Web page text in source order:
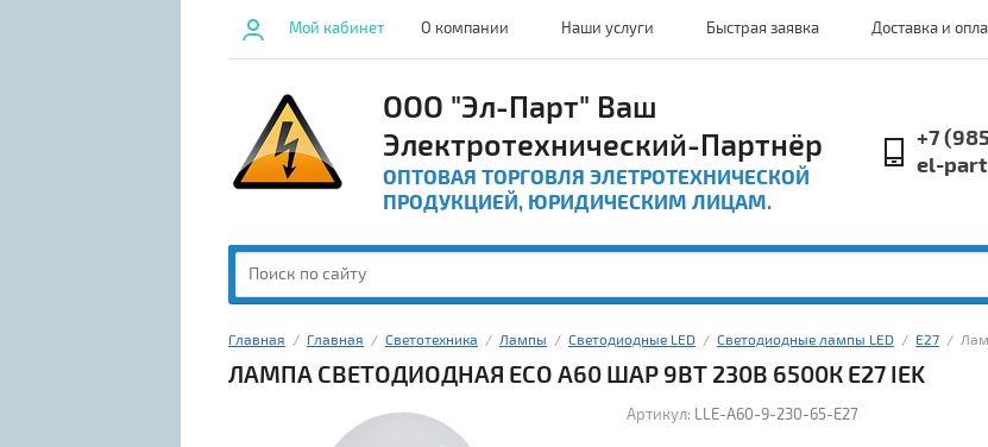
Мой кабинет О компании Наши услуги Быстрая заявка Доставка и
ООО "Эл-Парт" Ваш
Электротехнический-Партнёр
ОПТОВАЯ ТОРГОВЛЯ ЭЛЕТРОТЕХНИЧЕСКОЙ
ПРОДУКЦИЕЙ, ЮРИДИЧЕСКИМ ЛИЦАМ.
+7
el-
Главная
  /
Главная
  /
Светотехника
  /
Лампы
  /
Светодиодные LED
  /
Светодиодные лампы LED
  /
Е27
/
ЛАМПА СВЕТОДИОДНАЯ ECO A60 ШАР 9ВТ 230В 6500К E27 IEK
Артикул: LLE-A60-9-230-65-E27